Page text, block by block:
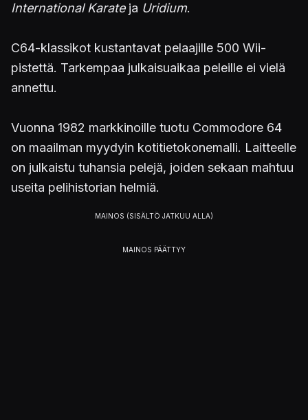
International Karateja Uridium.
C64-klassikot kustantavat pelaajille 500 Wii-
pistettä. Tarkempaa julkaisuaikaa peleille ei vielä
annettu.
Vuonna 1982 markkinoille tuotu Commodore 64
on maailman myydyin kotitietokonemalli. Laitteelle
on julkaistu tuhansia pelejä, joiden sekaan mahtuu
useita pelihistorian helmiä.